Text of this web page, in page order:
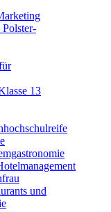
Polster-
13
und